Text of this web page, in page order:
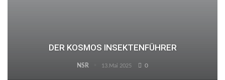
DER KOSMOS INSEKTENFÜHRER
NSR 13.Mai 2025 0